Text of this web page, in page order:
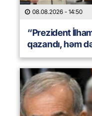
08.08.2026 - 14:50
“Prezident
qazandı, həm